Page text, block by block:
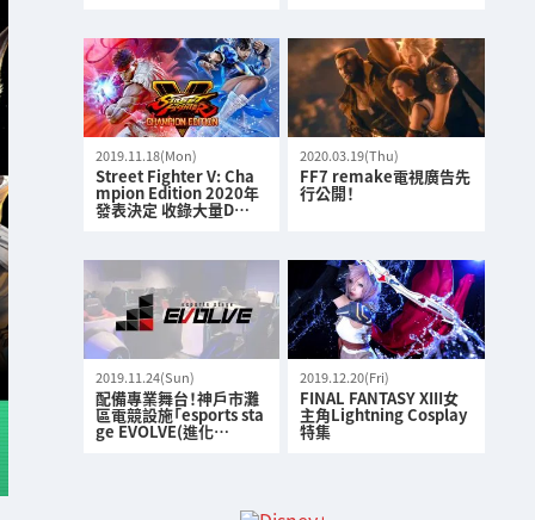
2019.11.18(Mon)
Street Fighter V: Cha
mpion Edition 2020年
發表決定 收錄大量D…
2020.03.19(Thu)
FF7 remake電視廣告先
行公開！
2019.11.24(Sun)
配備專業舞台！神戶市灘
區電競設施「esports sta
ge EVOLVE(進化…
2019.12.20(Fri)
FINAL FANTASY XIII女
主角Lightning Cosplay
特集